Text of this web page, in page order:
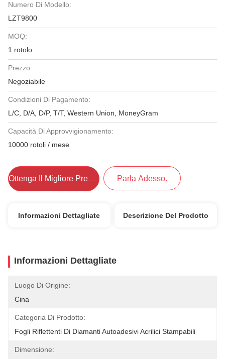
Numero Di Modello:
LZT9800
MOQ:
1 rotolo
Prezzo:
Negoziabile
Condizioni Di Pagamento:
L/C, D/A, D/P, T/T, Western Union, MoneyGram
Capacità Di Approvvigionamento:
10000 rotoli / mese
Ottenga Il Migliore Prezzo Parla Adesso.
Informazioni Dettagliate Descrizione Del Prodotto
Informazioni Dettagliate
Luogo Di Origine:
Cina
Categoria Di Prodotto:
Fogli Riflettenti Di Diamanti Autoadesivi Acrilici Stampabili
Dimensione: